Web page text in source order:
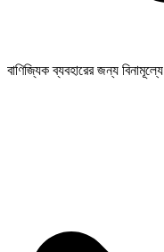
বাণিজ্যিক ব্যবহারের জন্য বিনামূল্যে